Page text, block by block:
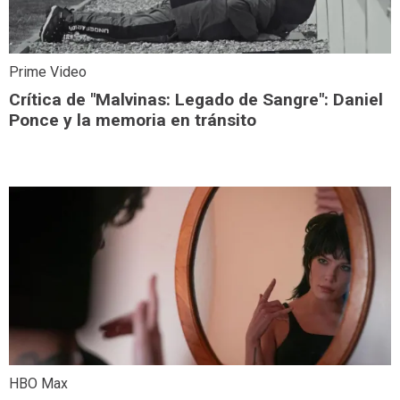
Prime Video
Crítica de "Malvinas: Legado de Sangre": Daniel
Ponce y la memoria en tránsito
HBO Max